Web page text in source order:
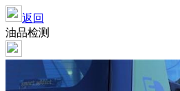
返回
油品检测